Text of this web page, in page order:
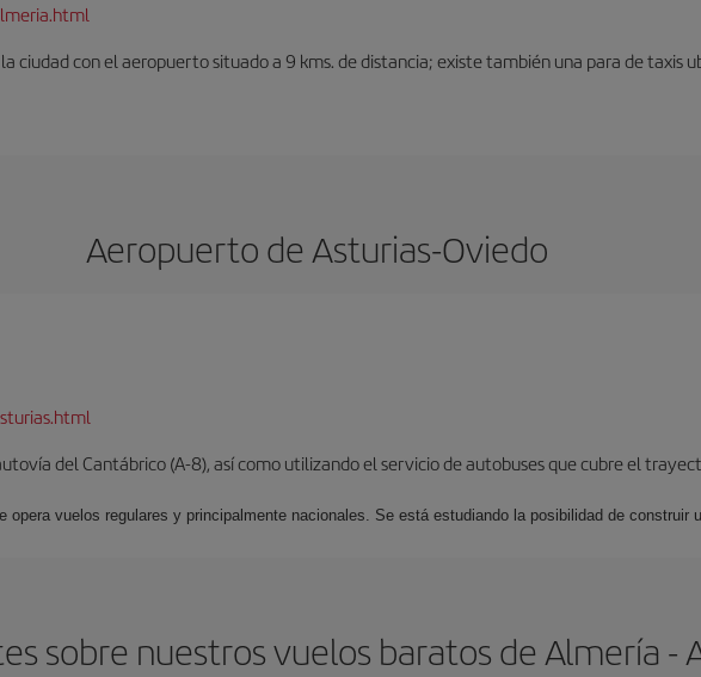
ciudad con el aeropuerto situado a 9 kms. de distancia; existe también una para de taxis
Aeropuerto de Asturias-Oviedo
del Cantábrico (A-8), así como utilizando el servicio de autobuses que cubre el
opera vuelos regulares y principalmente nacionales. Se está estudiando la posibilidad de construir
sobre nuestros vuelos baratos de Almería -